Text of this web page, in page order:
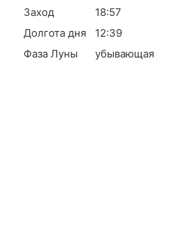
Заход
18:57
Долгота дня
12:39
Фаза Луны
убывающая